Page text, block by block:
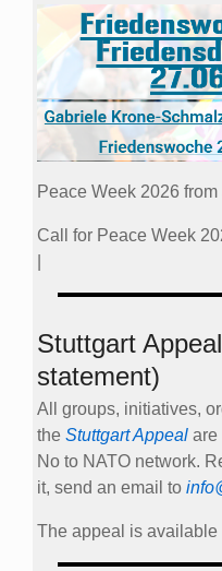
Peace Week 2026
Call for Peace Week
Stuttgart
statement)
All groups, initiatives,
the Stuttgart Appeal are
No to NATO network.
it, send an email to
The appeal is